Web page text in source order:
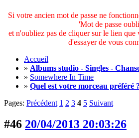
Si votre ancien mot de passe ne
'Mot de passe
et n'oubliez pas de cliquer sur le lien que
d'essayer de vous
Accueil
» Albums studio - Singles -
» Somewhere In Time
» Quel est votre morceau préféré ?
Pages: Précédent 1 2 3 4 5 Suivant
#46 20/04/2013 20:03:26